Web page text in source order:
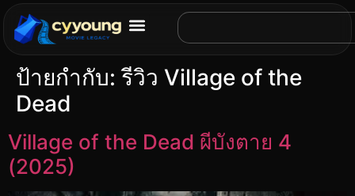
ป้ายกำกับ:รีวิว Village of the
Dead
Village of the Dead ผีบังตาย 4
(2025)